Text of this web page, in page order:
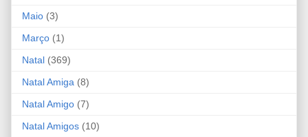
Maio (3)
Março (1)
Natal (369)
Natal Amiga (8)
Natal Amigo (7)
Natal Amigos (10)